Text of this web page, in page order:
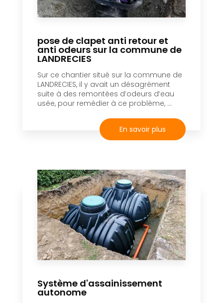
pose de clapet anti retour et
anti odeurs sur la commune de
LANDRECIES
Sur ce chantier situé sur la commune de
LANDRECIES, il y avait un désagrément
suite à des remontées d’odeurs d’eau
usée, pour remédier à ce problème, ...
En savoir plus
Système d'assainissement
autonome